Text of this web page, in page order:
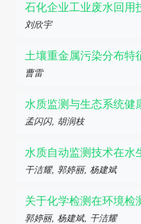
石化企业工业废水回用
刘欣宇
土壤重金属污染分布特
曹雷
水质监测与生态系统健
孟闪闪, 胡润枝
水质自动监测技术在水
干洁耀, 郭婷丽, 杨建斌
关于化学检测在环境检
郭婷丽, 杨建斌, 干洁耀